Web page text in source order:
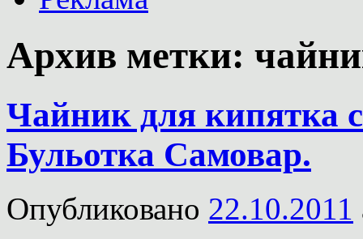
Архив метки:
Чайник для кипятка
Бульотка Самовар.
Опубликовано 22.10.2011